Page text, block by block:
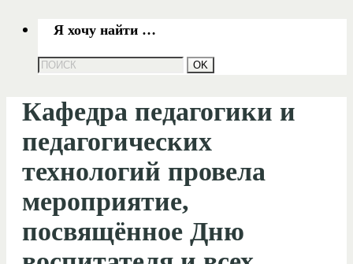
Я хочу найти …
Кафедра педагогики и
педагогических
технологий провела
мероприятие,
посвящённое Дню